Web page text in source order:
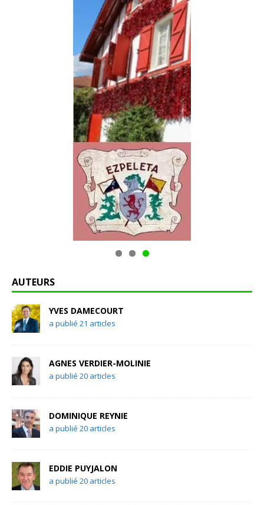
AUTEURS
YVES DAMECOURT
a publié 21 articles
AGNES VERDIER-MOLINIE
a publié 20 articles
DOMINIQUE REYNIE
a publié 20 articles
EDDIE PUYJALON
a publié 20 articles